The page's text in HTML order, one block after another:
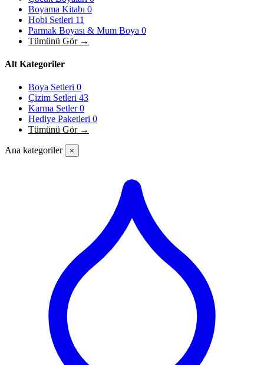
Boyama Kitabı 0
Hobi Setleri 11
Parmak Boyası & Mum Boya 0
Tümünü Gör →
Alt Kategoriler
Boya Setleri 0
Çizim Setleri 43
Karma Setler0
Hediye Paketleri 0
Tümünü Gör →
Ana kategoriler ×